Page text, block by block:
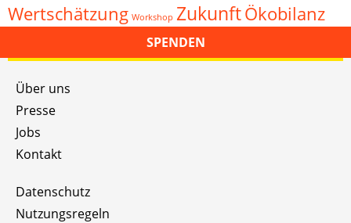
Wertschätzung Workshop ZukunftÖkobilanz
SPENDEN
Über uns
Presse
Jobs
Kontakt
Datenschutz
Nutzungsregeln